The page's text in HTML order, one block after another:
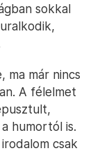
sokkal
ma már nincs
A félelmet
humortól is.
csak